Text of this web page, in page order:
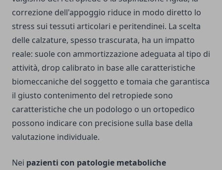
correzione dell'appoggio riduce in modo diretto lo
stress sui tessuti articolari e peritendinei. La scelta
delle calzature, spesso trascurata, ha un impatto
reale: suole con ammortizzazione adeguata al tipo di
attività, drop calibrato in base alle caratteristiche
biomeccaniche del soggetto e tomaia che garantisca
il giusto contenimento del retropiede sono
caratteristiche che un podologo o un ortopedico
possono indicare con precisione sulla base della
valutazione individuale.
Nei pazienti con patologie metaboliche